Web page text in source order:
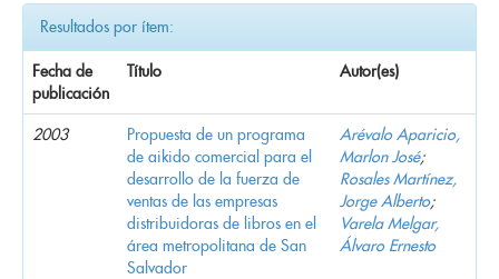
Resultados por ítem:
Fecha de
publicación
Título Autor(es)
2003
Propuesta de un programa
de aikido comercial para el
desarrollo de la fuerza de
ventas de las empresas
distribuidoras de libros en el
área metropolitana de San
Salvador
Arévalo Aparicio,
Marlon José;
Rosales Martínez,
Jorge Alberto;
Varela Melgar,
Álvaro Ernesto